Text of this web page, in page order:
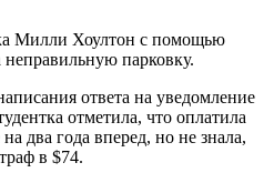
Милли Хоултон с помощью
неправильную парковку.
ответа на уведомление
отметила, что оплатила
два года вперед, но не знала,
в $74.